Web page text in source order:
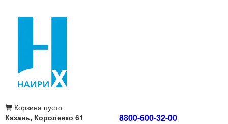
Корзина пусто
Казань, Короленко 61
8800-600-32-00